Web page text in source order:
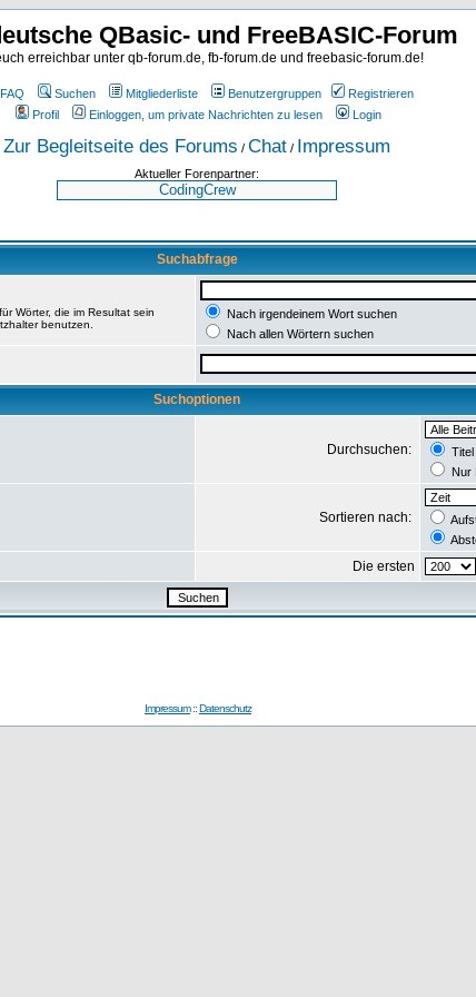
QBasic- und FreeBASIC-Forum
erreichbar unter qb-forum.de, fb-forum.de und freebasic-forum.de!
FAQ Suchen Mitgliederliste Benutzergruppen
Registrieren
Profil
Einloggen, um private Nachrichten zu lesen Login
Zur Begleitseite des Forums / Chat / Impressum
Aktueller Forenpartner:
Suchabfrage
Wörter, die im Resultat sein
benutzen.
Nach irgendeinem Wort suchen
Nach allen Wörtern suchen
Suchoptionen
Durchsuchen:
Nur
Sortieren nach:
Die ersten
Impressum::Datenschutz